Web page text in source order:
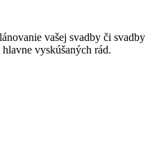
vašej svadby či svadby
vyskúšaných rád.